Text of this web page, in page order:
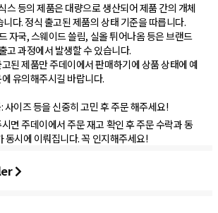
스 등의 제품은 대량으로 생산되어 제품 간의 개체
다. 정식 출고된 제품의 상태 기준을 따릅니다.
자국, 스웨이드 쓸림, 실올 튀어나옴 등은 브랜드
고 과정에서 발생할 수 있습니다.
된 제품만 주데이에서 판매하기에 상품 상태에 예
유의해주시길 바랍니다.
이즈 등을 신중히 고민 후 주문 해주세요!
면 주데이에서 주문 재고 확인 후 주문 수락과 동
동시에 이뤄집니다. 꼭 인지해주세요!